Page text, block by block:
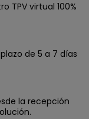
TPV virtual 100%
de 5 a 7 días
la recepción